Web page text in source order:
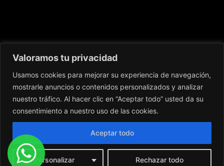
Valoramos tu privacidad
Usamos cookies para mejorar su experiencia de navegación,
mostrarle anuncios o contenidos personalizados y analizar
nuestro tráfico. Al hacer clic en “Aceptar todo” usted da su
consentimiento a nuestro uso de las cookies.
Personalizar Rechazar todo
Aceptar todo
Home Servicios
Nuestro Centro
Contacto
Blog
Política de cookies
Política de privacidad
Aviso legal